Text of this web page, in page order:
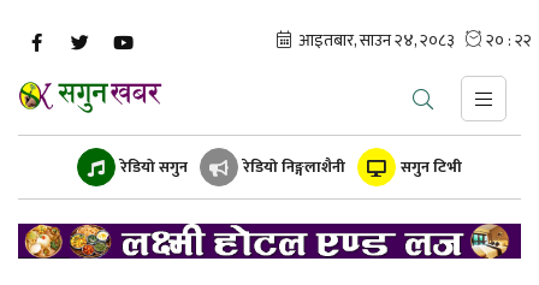
रेडियो सगुन रेडियो निङ्गलाशैनी सगुन टिभी